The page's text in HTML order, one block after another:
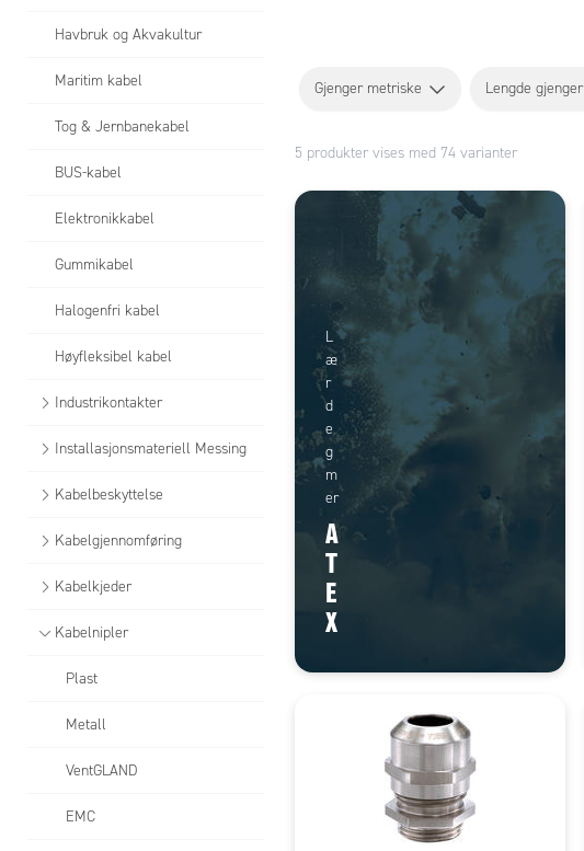
Havbruk og Akvakultur
Maritim kabel
Tog & Jernbanekabel
BUS-kabel
Elektronikkabel
Gummikabel
Halogenfri kabel
Høyfleksibel kabel
Industrikontakter
Installasjonsmateriell Messing
Kabelbeskyttelse
Kabelgjennomføring
Kabelkjeder
Kabelnipler
Plast
Metall
VentGLAND
EMC
Gjenger metriske Lengde gjenger
5 produkter vises med 74 varianter
L
æ
r
d
e
g
m
er
A
T
E
X